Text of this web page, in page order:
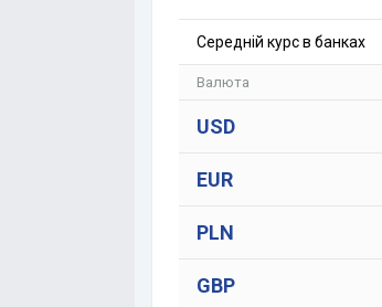
Середній курс в банках
Валюта
USD
EUR
PLN
GBP